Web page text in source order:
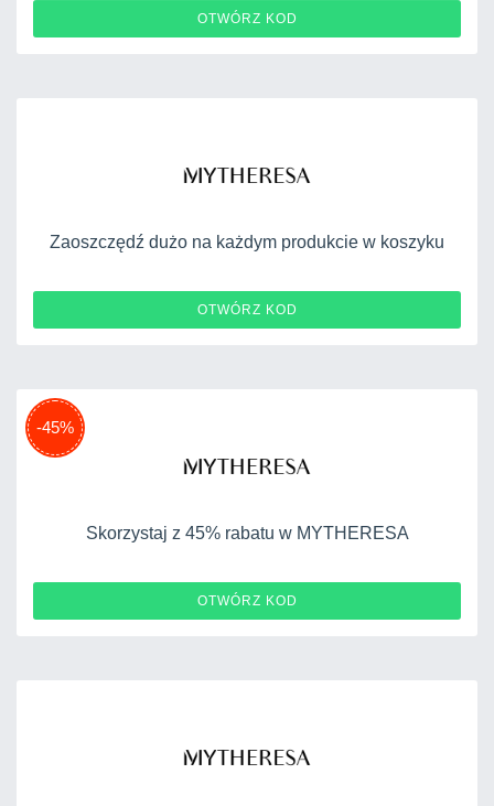
OTWÓRZ KOD
Zaoszczędź dużo na każdym produkcie w koszyku
OTWÓRZ KOD
-45%
Skorzystaj z 45% rabatu w MYTHERESA
OTWÓRZ KOD